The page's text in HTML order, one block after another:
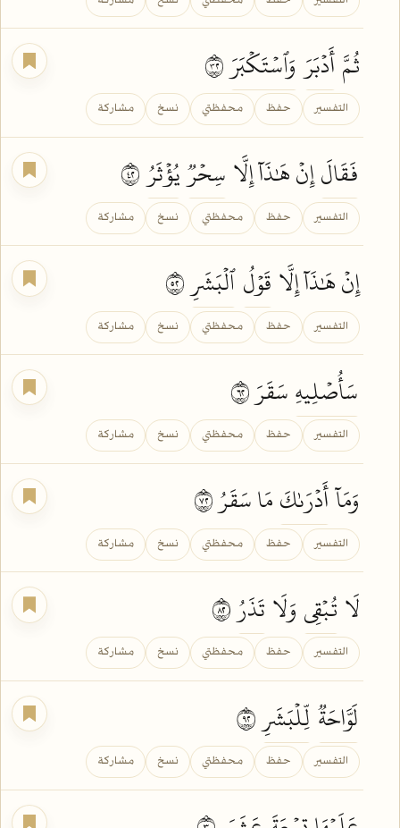
ثُمَّأَدۡبَرَ وَٱسۡتَكۡبَرَ
التفسير حفظ محفظتي نسخ مشاركة
فَقَالَإِنۡ هَٰذَآ إِلَّا سِحۡرٞيُؤۡثَرُ٢٤
التفسير حفظ محفظتي نسخ مشاركة
إِنۡ هَٰذَآ إِلَّا قَوۡلُٱلۡبَشَرِ
التفسير حفظ محفظتي نسخ مشاركة
سَأُصۡلِيهِسَقَرَ ٢٦
التفسير حفظ محفظتي نسخ مشاركة
وَمَآأَدۡرَىٰكَمَا سَقَرُ ٢٧
التفسير حفظ محفظتي نسخ مشاركة
لَا تُبۡقِي وَلَا تَذَرُ
التفسير حفظ محفظتي نسخ مشاركة
لَوَّاحَةٞلِّلۡبَشَرِ
التفسير حفظ محفظتي نسخ مشاركة